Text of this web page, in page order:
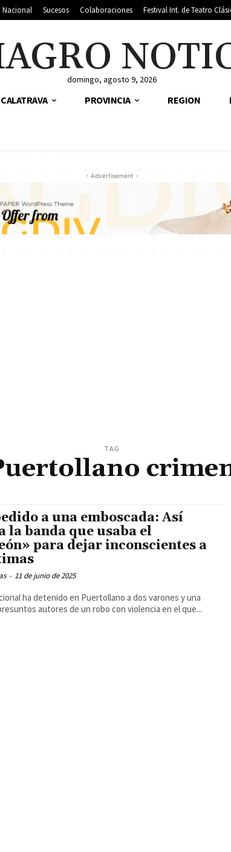
Nacional Sucesos Colaboraciones Festival Int. de Teatro
domingo, agosto 9, 2026
PROVINCIA REGION
- Advertisement -
TAG
a una emboscada: Así
la banda que usaba el
para dejar inconscientes a
- 11 de junio de 2025
ha detenido en Puertollano a dos varones y una
autores de un robo con violencia en el que...